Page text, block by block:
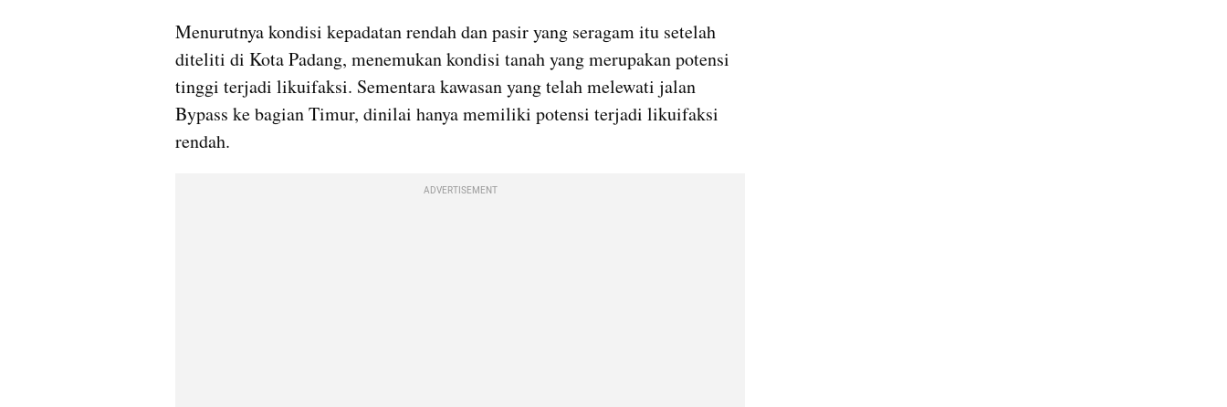
Menurutnya kondisi kepadatan rendah dan pasir yang seragam itu setelah
diteliti di Kota Padang, menemukan kondisi tanah yang merupakan potensi
tinggi terjadi likuifaksi. Sementara kawasan yang telah melewati jalan
Bypass ke bagian Timur, dinilai hanya memiliki potensi terjadi likuifaksi
rendah.
ADVERTISEMENT